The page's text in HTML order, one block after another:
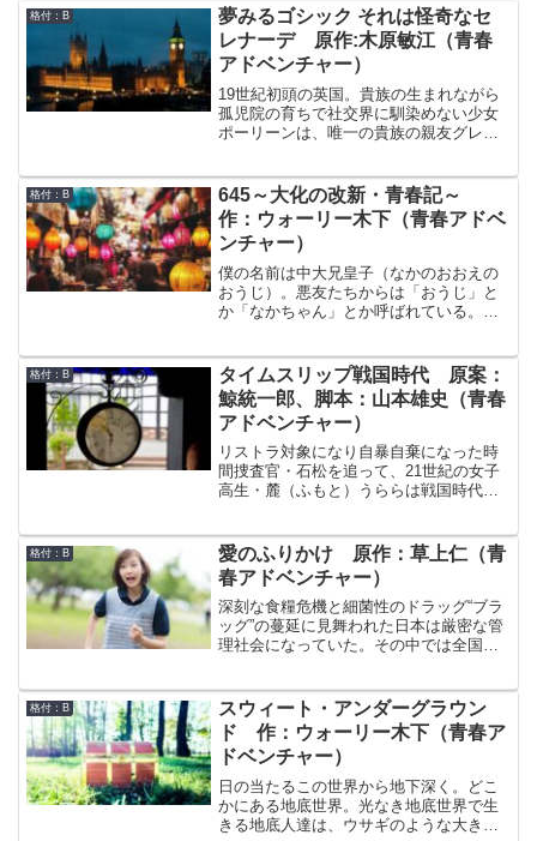
視員が交代する日。この1年間、馬に扮し
て地球を見守ってきた監視員から、来
年、ヒツジに扮して地球を監視する新た
な監視員への引継ぎが行われている。こ
の2002年の日本は、宇宙人からはどのよ
うに見えていたのであろうか。
格付：B
夢みるゴシック それは怪奇なセ
レナーデ 原作:木原敏江（青春
アドベンチャー）
19世紀初頭の英国。貴族の生まれながら
孤児院の育ちで社交界に馴染めない少女
ポーリーンは、唯一の貴族の親友グレイ
したのか。不信の念を抱いたポーリーン
の前に現れたのは2人の青年貴族。ひとり
は当代きっての人気詩人であるが同時に
奔放な女性関係でも知られるバイロン
卿。もうひとりは謎めいた美形の青年ト
レミー伯爵だった。
格付：B
645～大化の改新・青春記～
作：ウォーリー木下（青春アドベ
ンチャー）
僕の名前は中大兄皇子（なかのおおえの
おうじ）。悪友たちからは「おうじ」と
か「なかちゃん」とか呼ばれている。今
移そうとしている。チェンジ・ザ・ワー
ルド！政権を握る蘇我入鹿を暗殺してク
ーデターを起こすのだ！しかし、自分で
言うのも何だが、僕らって何となく頼り
ない。暗殺のリハーサルをしてみたもの
の、みんな、どこか真剣味に欠けている
気がする。これで無事にクーデターは成
功するのだろうか。
格付：B
タイムスリップ戦国時代 原案：
鯨統一郎、脚本：山本雄史（青春
アドベンチャー）
リストラ対象になり自暴自棄になった時
間捜査官・石松を追って、21世紀の女子
高生・麓（ふもと）うららは戦国時代に
剣崎薔薇之介－ の思惑はそれぞれ全く
異なっていた。袂をわかった3人は、本能
寺の変に向けて、それぞれの行動を開始
するが…
格付：B
愛のふりかけ 原作：草上仁（青
春アドベンチャー）
深刻な食糧危機と細菌性のドラッグ“ブラ
ッグ”の蔓延に見舞われた日本は厳密な管
理社会になっていた。その中では全国民
汲々としていた。そんなある日、無職の
独身男である宗一は、就職の面接で訪問
した官庁で、面接官に皮肉を言って重要
度の順位が大幅に下落してしまった。焦
った宗一は、製薬会社に勤める兄と組ん
で、“ブラッグ”の特効薬の密造を思いつく
が…
格付：B
スウィート・アンダーグラウン
ド 作：ウォーリー木下（青春ア
ドベンチャー）
日の当たるこの世界から地下深く。どこ
かにある地底世界。光なき地底世界で生
きる地底人達は、ウサギのような大きな